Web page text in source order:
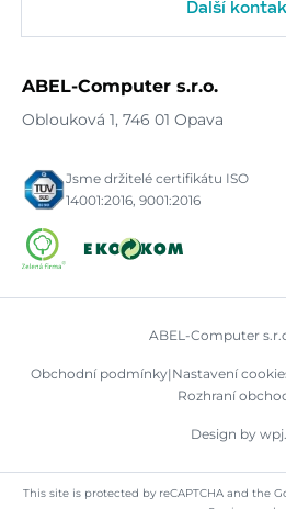
Další
ABEL-Computer s.r.o.
Oblouková 1, 746 01 Opava
Jsme držitelé certifikátu ISO
14001:2016, 9001:2016
ABEL-Computer
Obchodní podmínky|Nastavení
Rozhraní
Design by
This site is protected by reCAPTCHA and the